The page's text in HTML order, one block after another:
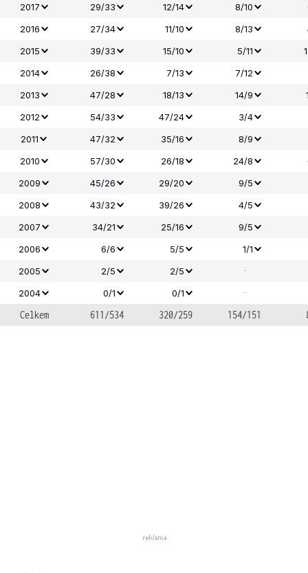
2017
29/33 12/14 8/10
2016
27/34 11/10 8/13
2015
39/33 15/10 5/11
2014
26/38 7/13 7/12
2013
47/28 18/13 14/9
2012
54/33 47/24
3/4
2011
47/32 35/16 8/9
2010
57/30 26/18 24/8
2009
45/26 29/20
9/5
2008
43/32 39/26
4/5
2007
34/21 25/16
9/5
2006
6/6 5/5
1/1
2005
2/5 2/5 -
2004 0/1 0/1
-
Celkem
611/534 320/259 154/151